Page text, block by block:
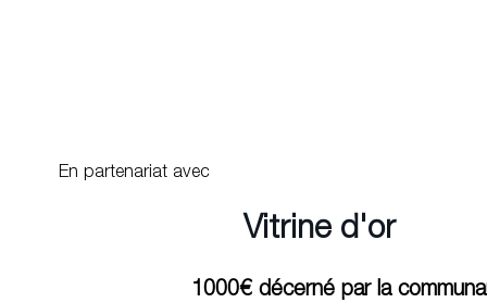
En partenariat avec
Vitrine d'or
1000€ décerné par la